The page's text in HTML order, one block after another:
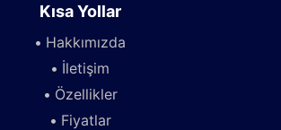
Kısa Yollar
Hakkımızda
İletişim
Özellikler
Fiyatlar